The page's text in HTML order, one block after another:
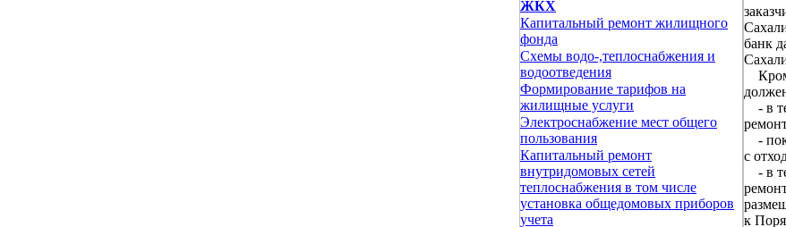
ЖКХ
Капитальный ремонт жилищного
фонда
Схемы водо-,теплоснабжения и
водоотведения
Формирование тарифов на
жилищные услуги
Электроснабжение мест общего
пользования
Капитальный ремонт
внутридомовых сетей
теплоснабжения в том числе
установка общедомовых приборов
учета
банк
- в
-
с
- в
к